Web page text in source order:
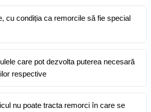
cu condiția ca remorcile să fie special
care pot dezvolta puterea necesară
respective
nu poate tracta remorci în care se